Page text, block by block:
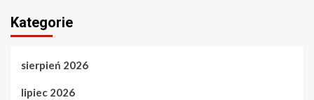
Kategorie
sierpień 2026
lipiec 2026